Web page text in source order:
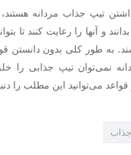
داشتن تیپ جذاب مردانه
و آنها را رعایت کنند تا
به طور کلی بدون دانستن
نمی‌توان تیپ جذابی را
می‌توانید این مطلب را